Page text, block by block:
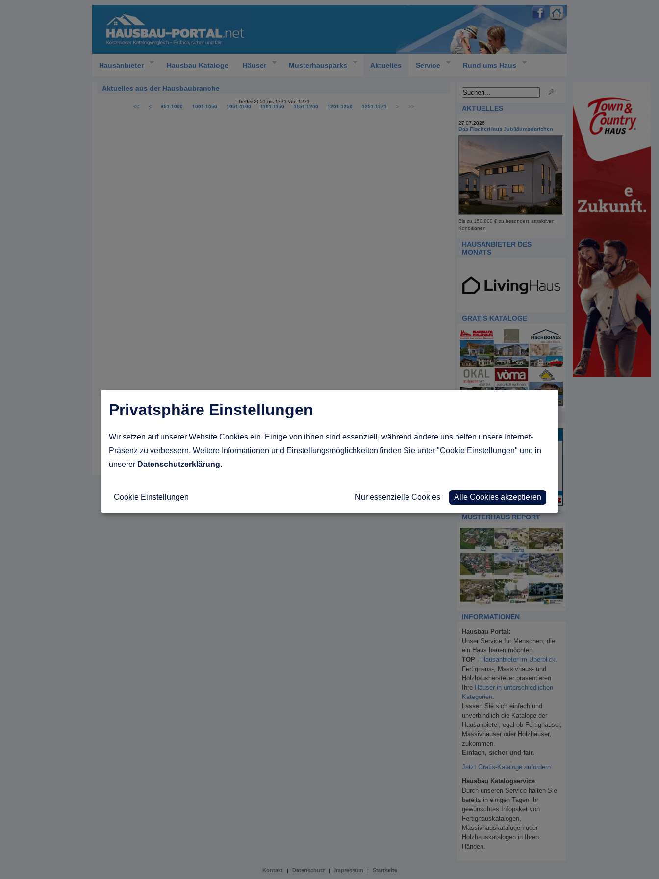
Hausanbieter Hausbau Kataloge Häuser Musterhausparks Aktuelles Service Rund ums Haus
Aktuelles aus der Hausbaubranche
Treffer 2651 bis 1271 von 1271
<<
< 951-1000 1001-1050 1051-1100 1101-1150 1151-1200 1201-1250 1251-1271 > >> AKTUELLES
27.07.2026
Das FischerHaus Jubiläumsdarlehen
Bis zu 150.000 € zu besonders attraktiven
Konditionen
HAUSANBIETER DES
MONATS
GRATIS KATALOGE
MUSTERHAUS REPORT
INFORMATIONEN
Hausbau Portal:
Unser Service für Menschen, die
ein Haus bauen möchten.
TOP - Hausanbieter im Überblick
Fertighaus-, Massivhaus- und
Holzhaushersteller präsentieren
Ihre Häuser in unterschiedlichen
Kategorien
Lassen Sie sich einfach und
unverbindlich die Kataloge der
Hausanbieter, egal ob Fertighäuser,
Massivhäuser oder Holzhäuser,
zukommen.
Einfach, sicher und fair.
Jetzt Gratis-Kataloge anfordern
Hausbau Katalogservice
Durch unseren Service halten Sie
bereits in einigen Tagen Ihr
gewünschtes Infopaket von
Fertighauskatalogen,
Massivhauskatalogen oder
Holzhauskatalogen in Ihren
Händen.
Kontakt | Datenschutz | Impressum | Startseite
Privatsphäre Einstellungen
Wir setzen auf unserer Website Cookies ein. Einige von ihnen sind essenziell, während andere uns helfen unsere Internet-
Präsenz zu verbessern. Weitere Informationen und Einstellungsmöglichkeiten finden Sie unter "Cookie Einstellungen" und in
unserer Datenschutzerklärung.
Cookie Einstellungen Nur essenzielle Cookies Alle Cookies akzeptieren